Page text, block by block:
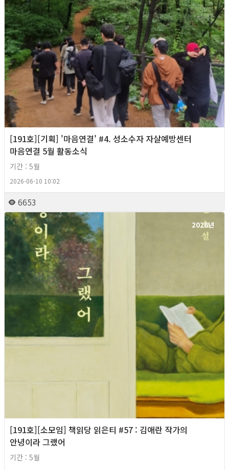
[191호][기획] '마음연결' #4. 성소수자 자살예방센터
마음연결 5월 활동소식
기간 : 5월
2026-06-10 10:02
6653
2026년
[191호][소모임] 책읽당 읽은티 #57 : 김애란 작가의
안녕이라 그랬어
기간 : 5월